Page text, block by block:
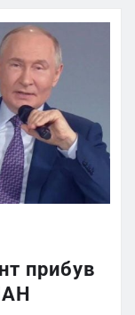
прибув